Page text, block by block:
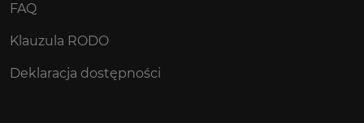
FAQ
Klauzula RODO
Deklaracja dostępności